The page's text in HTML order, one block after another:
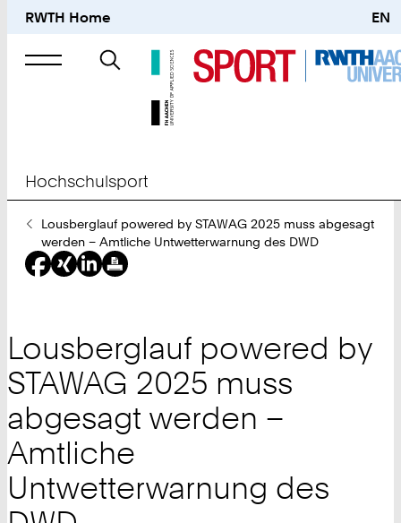
RWTH Home EN
Suche
nach
Hochschulsport
Sie
sind
hier:
Lousberglauf powered by STAWAG 2025 muss abgesagt
werden – Amtliche Untwetterwarnung des DWD
Lousberglauf powered by
STAWAG 2025 muss
abgesagt werden –
Amtliche
Untwetterwarnung des